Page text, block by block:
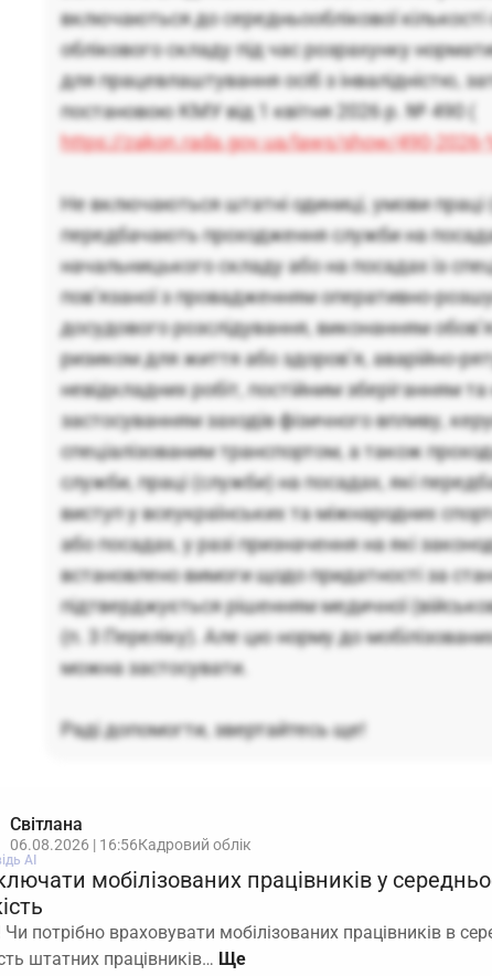
включаються до середньооблікової кількості
облікового складу під час розрахунку
для працевлаштування осіб з інвалідністю,
постановою КМУ від 1 квітня 2026 р. № 490 (
https://zakon.rada.gov.ua/laws/show/490-2026-
Не включаються штатні одиниці, умови
передбачають проходження служби на
начальницького складу або на посадах із
пов’язаної з провадженням оперативно-
досудового розслідування, виконанням
ризиком для життя або здоров’я, аварійно-
невідкладних робіт, постійним зберіганням та
застосуванням заходів фізичного впливу,
спеціалізованим транспортом, а також
служби, праці (служби) на посадах, які
виступ у всеукраїнських та міжнародних
або посадах, у разі призначення на які
встановлено вимоги щодо придатності за
підтверджується рішенням медичної
(п. 3 Переліку). Але цю норму до
можна застосувати.
Раді допомогти, звертайтесь ще!
Світлана
06.08.2026 | 16:56Кадровий облік
АІ
мобілізованих працівників у
Чи потрібно враховувати мобілізованих працівників в
штатних працівників…